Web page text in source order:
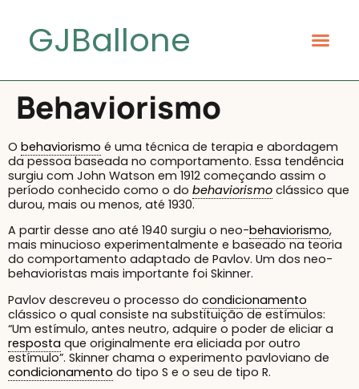
GJBallone
Behaviorismo
O behaviorismo é uma técnica de terapia e abordagem
da pessoa baseada no comportamento. Essa tendência
surgiu com John Watson em 1912 começando assim o
período conhecido como o do behaviorismo clássico que
durou, mais ou menos, até 1930.
A partir desse ano até 1940 surgiu o neo-behaviorismo,
mais minucioso experimentalmente e baseado na teoria
do comportamento adaptado de Pavlov. Um dos neo-
behavioristas mais importante foi Skinner.
Pavlov descreveu o processo do condicionamento
clássico o qual consiste na substituição de estímulos:
“Um estímulo, antes neutro, adquire o poder de eliciar a
resposta que originalmente era eliciada por outro
estímulo”. Skinner chama o experimento pavloviano de
condicionamento do tipo S e o seu de tipo R.